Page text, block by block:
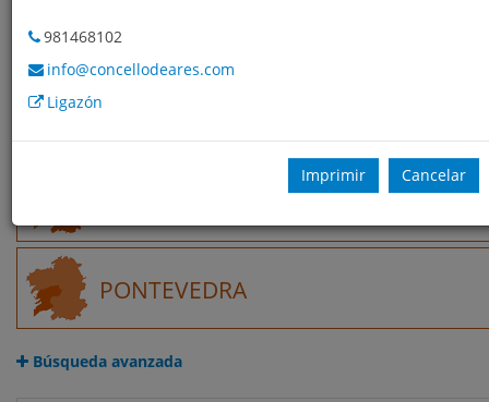
981468102
info@concellodeares.com
Ligazón
Imprimir Cancelar
A CORUÑA
LUGO
PONTEVEDRA
Búsqueda avanzada